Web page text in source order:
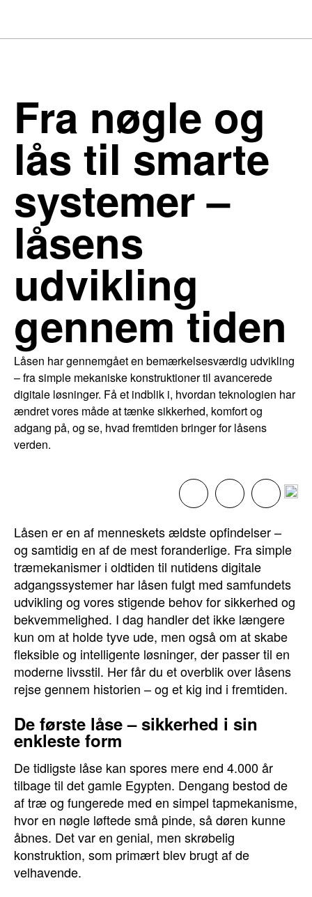
Fra nøgle og
lås til smarte
systemer –
låsens
udvikling
gennem tiden
Låsen har gennemgået en bemærkelsesværdig udvikling
– fra simple mekaniske konstruktioner til avancerede
digitale løsninger. Få et indblik i, hvordan teknologien har
ændret vores måde at tænke sikkerhed, komfort og
adgang på, og se, hvad fremtiden bringer for låsens
verden.
Låsen er en af menneskets ældste opfindelser –
og samtidig en af de mest foranderlige. Fra simple
træmekanismer i oldtiden til nutidens digitale
adgangssystemer har låsen fulgt med samfundets
udvikling og vores stigende behov for sikkerhed og
bekvemmelighed. I dag handler det ikke længere
kun om at holde tyve ude, men også om at skabe
fleksible og intelligente løsninger, der passer til en
moderne livsstil. Her får du et overblik over låsens
rejse gennem historien – og et kig ind i fremtiden.
De første låse – sikkerhed i sin
enkleste form
De tidligste låse kan spores mere end 4.000 år
tilbage til det gamle Egypten. Dengang bestod de
af træ og fungerede med en simpel tapmekanisme,
hvor en nøgle løftede små pinde, så døren kunne
åbnes. Det var en genial, men skrøbelig
konstruktion, som primært blev brugt af de
velhavende.